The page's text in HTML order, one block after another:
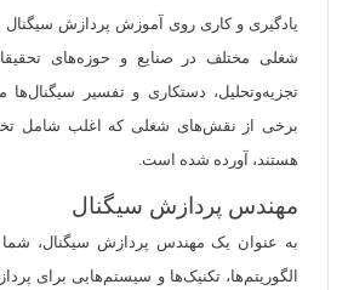
یادگیری و کاری روی آموزش پردازش
شغلی مختلف در صنایع و حوزه‌های
تجزیه‌وتحلیل، دستکاری و تفسیر سیگنال‌ها
برخی از نقش‌های شغلی که اغلب شامل
هستند، آورده شده است.
مهندس پردازش سیگنال
به عنوان یک مهندس پردازش سیگنال، شما
الگوریتم‌ها، تکنیک‌ها و سیستم‌هایی برای